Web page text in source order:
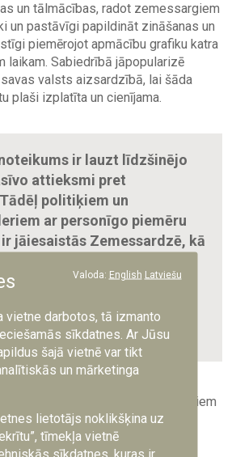
un tālmācības, radot zemessargiem
un pastāvīgi papildināt zināšanas un
piemērojot apmācību grafiku katra
laikam. Sabiedrībā jāpopularizē
valsts aizsardzībā, lai šāda
plaši izplatīta un cienījama.
ir lauzt līdzšinējo
attieksmi pret
politiķiem un
ar personīgo piemēru
jāiesaistās Zemessardzē, kā
uzsverot, ka
ir goda lieta, kam
ikdienas
apmācīto rezerves karavīru
profesionālā dienesta atvaļinātajiem
zemessargiem un tiem, kas
ceturtā līmeņa apmācības
Valoda: English Latviešu
vietne darbotos, tā izmanto
sīkdatnes. Ar Jūsu
šajā vietnē var tikt
un mārketinga
lietotājs noklikšķina uz
tīmekļa vietnē
sīkdatnes, kuras ir